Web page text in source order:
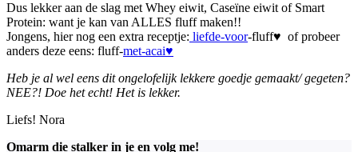
Dus lekker aan de slag met Whey eiwit, Caseïne eiwit of Smart
Protein: want je kan van ALLES fluff maken!!
Jongens, hier nog een extra receptje: liefde-voor-fluff♥ of probeer
anders deze eens: fluff-met-acai♥
Heb je al wel eens dit ongelofelijk lekkere goedje gemaakt/ gegeten?
NEE?! Doe het echt! Het is lekker.
Liefs! Nora
Omarm die stalker in je en volg me!